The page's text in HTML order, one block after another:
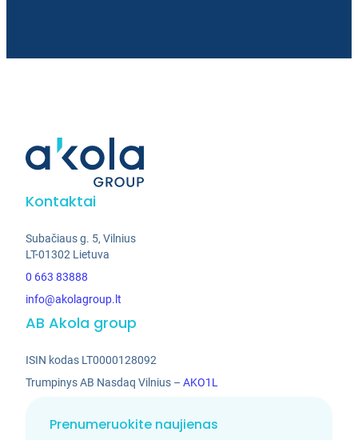
Kontaktai
Subačiaus g. 5, Vilnius
LT-01302 Lietuva
0 663 83888
info@akolagroup.lt
AB Akola group
ISIN kodas LT0000128092
Trumpinys AB Nasdaq Vilnius –AKO1L
Prenumeruokite naujienas